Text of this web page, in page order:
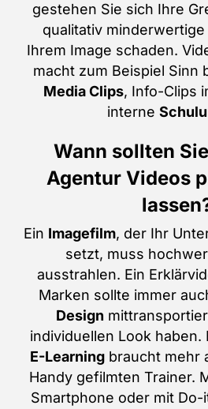
gestehen Sie sich Ihre
qualitativ
Ihrem Image schaden.
macht zum Beispiel Sinn
Media Clips, Info-Clips
interne
Wann sollten
Agentur Videos
Ein Imagefilm, der Ihr
setzt, muss
ausstrahlen. Ein
Marken sollte immer
Design
individuellen Look haben.
E-Learning braucht mehr
Handy gefilmten Trainer.
Smartphone oder mit